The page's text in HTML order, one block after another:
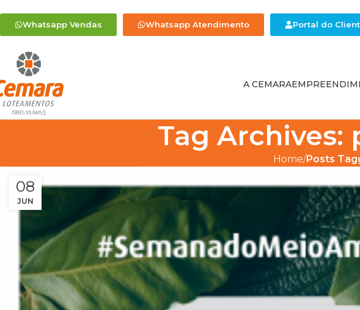
Whatsapp Vendas Whatsapp Atendimento Portal do
A CEMARA
Tag Archives:
Home Posts
08
JUN